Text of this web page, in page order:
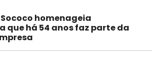
homenageia
que há 54 anos faz parte da